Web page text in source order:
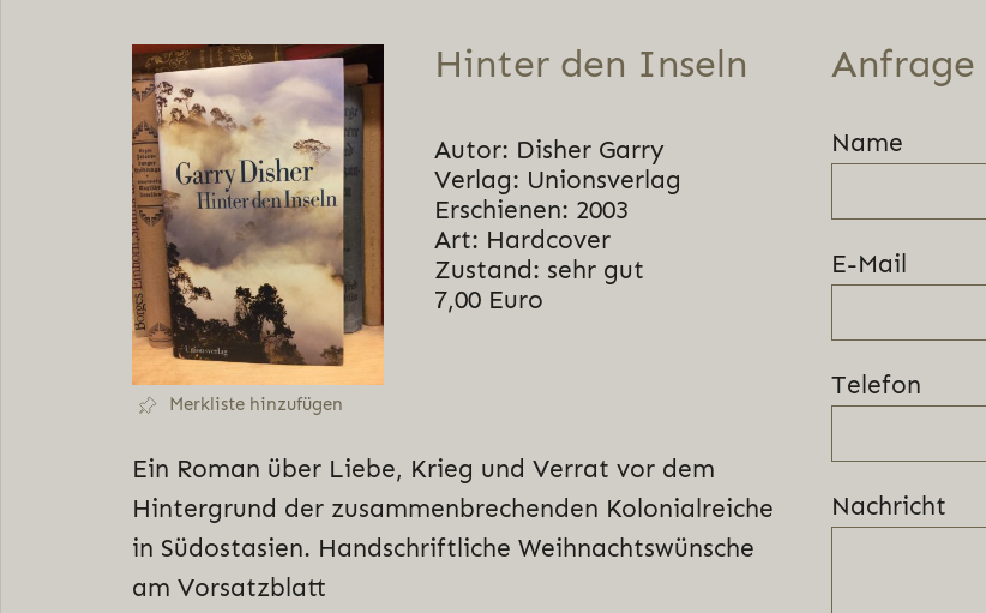
Merkliste hinzufügen
Hinter den Inseln
Autor: Disher Garry
Verlag: Unionsverlag
Erschienen: 2003
Art: Hardcover
Zustand: sehr gut
7,00 Euro
Ein Roman über Liebe, Krieg und Verrat vor dem
Hintergrund der zusammenbrechenden Kolonialreiche
in Südostasien. Handschriftliche Weihnachtswünsche
am Vorsatzblatt
Anfrage
Name
E-Mail
Telefon
Nachricht